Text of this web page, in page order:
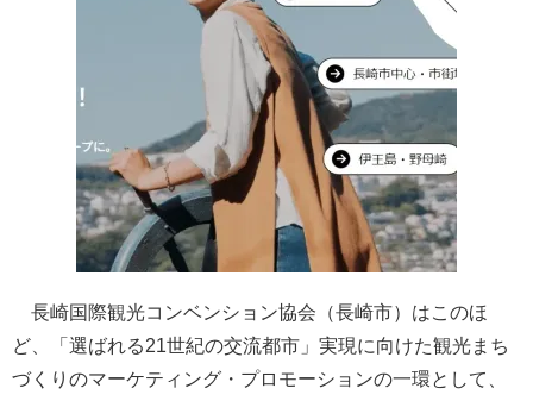
長崎国際観光コンベンション協会（長崎市）はこのほ
ど、「選ばれる21世紀の交流都市」実現に向けた観光まち
づくりのマーケティング・プロモーションの一環として、